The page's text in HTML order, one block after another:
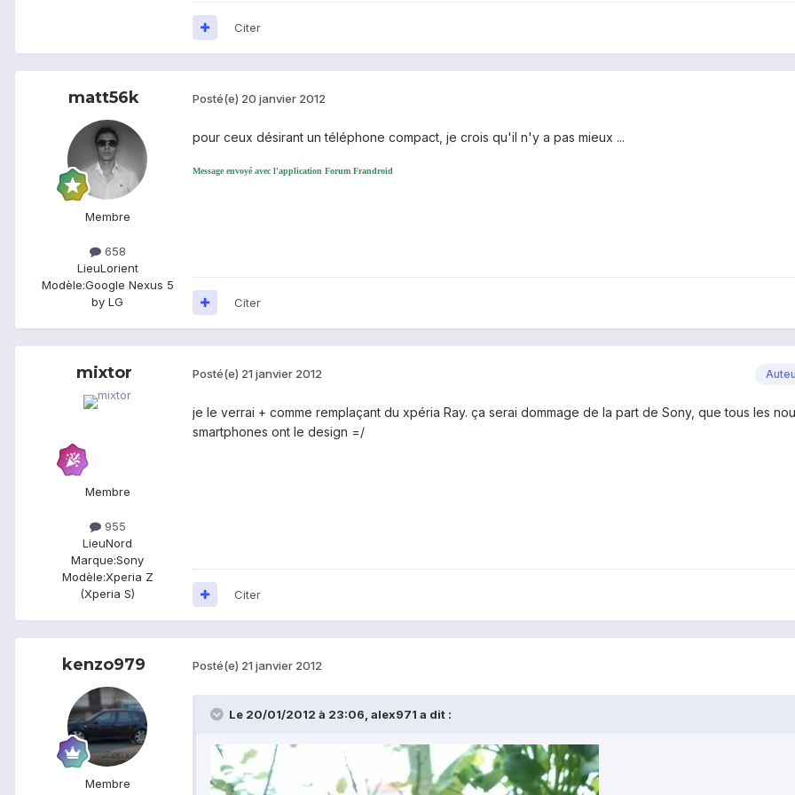
Citer
matt56k
Membre
658
LieuLorient
Modèle:Google Nexus 5
by LG
Posté(e) 20 janvier 2012
pour ceux désirant un téléphone compact, je crois qu'il n'y a pas mieux ...
Message envoyé avec l'application Forum Frandroid
Citer
mixtor
Membre
955
LieuNord
Marque:Sony
Modèle:Xperia Z
(Xperia S)
Posté(e) 21 janvier 2012
je le verrai + comme remplaçant du xpéria Ray. ça serai dommage de la part de Sony, que tous les
smartphones ont le design =/
Citer
kenzo979
Membre
Posté(e) 21 janvier 2012
Le 20/01/2012 à 23:06, alex971 a dit :